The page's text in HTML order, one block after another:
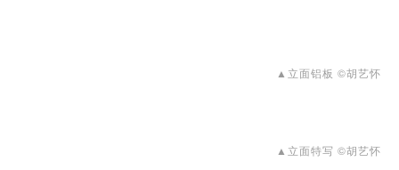
▲立面铝板 ©胡艺怀
▲立面特写 ©胡艺怀